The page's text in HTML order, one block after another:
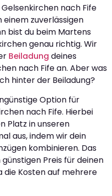
nach Fife
einem zuverlässigen
bist du beim Martens
genau richtig. Wir
Beiladung deines
nach Fife an. Aber was
hinter der Beiladung?
Option für
nach Fife. Hierbei
Platz in unseren
aus, indem wir dein
kombinieren. Das
Preis für deinen
die Kosten auf mehrere